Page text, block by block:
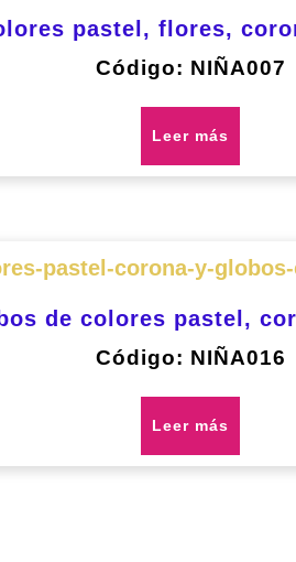
pastel, flores,
Código: NIÑA007
Leer más
de colores pastel,
Código: NIÑA016
Leer más